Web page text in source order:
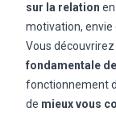
sur la relation
motivation, envie
Vous
fondamentale
fonctionnement
de mieux vous